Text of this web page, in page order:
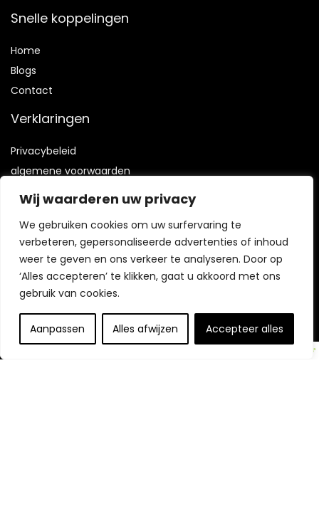
Wij waarderen uw privacy
We gebruiken cookies om uw surfervaring te
verbeteren, gepersonaliseerde advertenties of inhoud
weer te geven en ons verkeer te analyseren. Door op
‘Alles accepteren’ te klikken, gaat u akkoord met ons
gebruik van cookies.
Aanpassen Alles afwijzen Accepteer alles
Snelle koppelingen
Home
Blogs
Contact
Verklaringen
Privacybeleid
algemene voorwaarden
Vrijwaring
Openbaarmaking van partners
Openbaring:
Associates Program, een affiliate-advertentieprogramma
dat is ontworpen om ons een manier te bieden om
vergoedingen te verdienen door te linken naar Amazon.com